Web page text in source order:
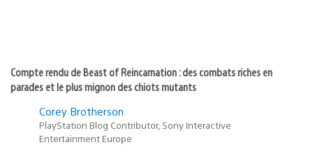
Compte rendu de Beast of Reincarnation : des combats riches en
parades et le plus mignon des chiots mutants
Corey Brotherson
PlayStation Blog Contributor, Sony Interactive
Entertainment Europe